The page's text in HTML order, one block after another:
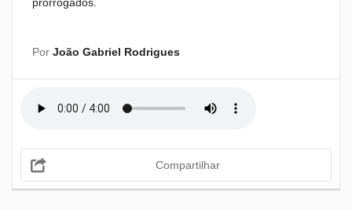
Por João Gabriel Rodrigues
Compartilhar